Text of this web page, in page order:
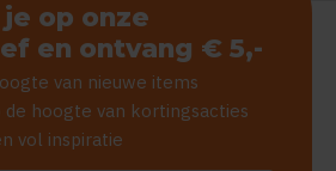
op onze
en ontvang € 5,-
van nieuwe items
hoogte van kortingsacties
vol inspiratie